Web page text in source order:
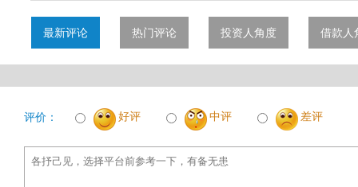
最新评论 热门评论 投资人角度 借款人
评价： 好评 中评 差评